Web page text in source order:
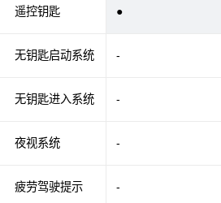
遥控钥匙
无钥匙启动系统
无钥匙进入系统
夜视系统
疲劳驾驶提示
●
-
-
-
-